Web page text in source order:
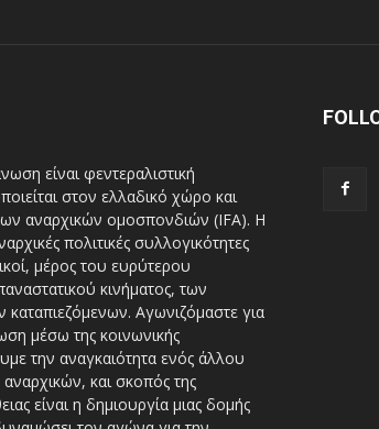
είναι φεντεραλιστική
στον ελλαδικό χώρο και
αναρχικών ομοσπονδιών (IFA). H
πολιτικές συλλογικότητες
μέρος του ευρύτερου
κινήματος, των
καταπιεζόμενων. Αγωνιζόμαστε για
μέσω της κοινωνικής
την αναγκαιότητα ενός άλλου
και σκοπός της
είναι η δημιουργία μιας δομής